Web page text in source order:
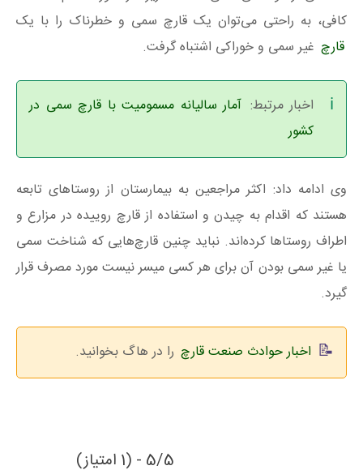
کافی، به راحتی می‌توان یک قارچ سمی و خطرناک را با یک
قارچ غیر سمی و خوراکی اشتباه گرفت.
اخبار مرتبط: آمار سالیانه مسمومیت با قارچ سمی در
کشور
وی ادامه داد: اکثر مراجعین به بیمارستان از روستاهای تابعه
هستند که اقدام به چیدن و استفاده از قارچ روییده در مزارع و
اطراف روستاها کرده‌اند. نباید چنین قارچ‌هایی که شناخت سمی
یا غیر سمی بودن آن برای هر کسی میسر نیست مورد مصرف قرار
گیرد.
اخبار حوادث صنعت قارچ را در هاگ بخوانید.
5/5 - (1 امتیاز)